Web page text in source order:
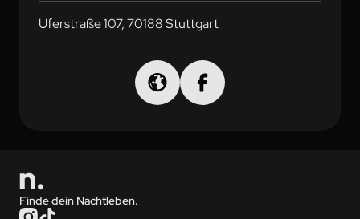
Uferstraße 107, 70188 Stuttgart
Finde dein Nachtleben.